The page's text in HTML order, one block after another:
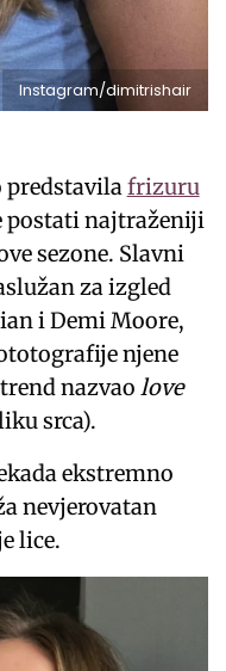
Instagram/dimitrishair
predstavila frizuru
postati najtraženiji
sezone. Slavni
za izgled
i Demi Moore,
njene
nazvao love
srca).
ekstremno
nevjerovatan
lice.